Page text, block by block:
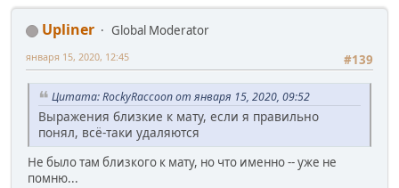
Upliner
Global Moderator
#139
января 15, 2020, 12:45
Цитата: RockyRaccoon от января 15, 2020, 09:52
Выражения близкие к мату, если я правильно
понял, всё-таки удаляются
Не было там близкого к мату, но что именно -- уже не
помню...